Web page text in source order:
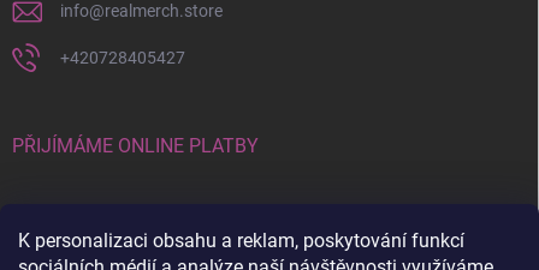
K personalizaci obsahu a reklam, poskytování funkcí
info@realmerch.store
+420728405427
PŘIJÍMÁME ONLINE PLATBY